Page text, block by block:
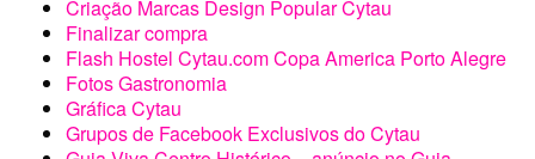
Criação Marcas Design Popular Cytau
Finalizar compra
Flash Hostel Cytau.com Copa America Porto Alegre
Fotos Gastronomia
Gráfica Cytau
Grupos de Facebook Exclusivos do Cytau